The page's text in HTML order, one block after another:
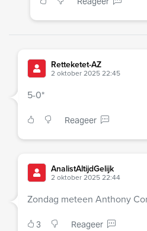
Retteketet-AZ
2 oktober 2025 22:45
5-0*
Reageer
AnalistAltijdGelijk
2 oktober 2025 22:44
Zondag meteen Anthony
3 Reageer